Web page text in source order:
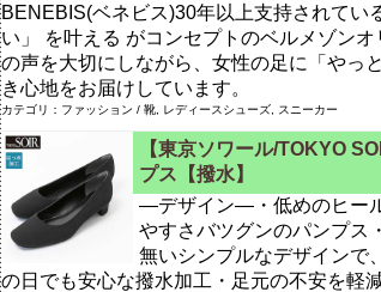
BENEBIS(ベネビス)30年以上支持されてい
い」 を叶える がコンセプトのベルメゾン
の声を大切にしながら、女性の足に「やっ
き心地をお届けしています。
カテゴリ：ファッション / 靴, レディースシューズ, スニーカー
【東京ソワール/TOKYO
プス【撥水】
―デザイン―・低めのヒー
やすさバツグンのパンプス
無いシンプルなデザインで
の日でも安心な撥水加工・足元の不安を軽